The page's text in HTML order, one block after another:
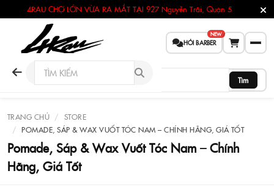
4RAU CHỢ LỚN VỪA RA MẮT TẠI 927 Nguyễn Trãi, Quận 5
HỎI BARBER
NEW
Tìm
TRANG CHỦ
STORE
POMADE, SÁP & WAX VUỐT TÓC NAM – CHÍNH HÃNG, GIÁ TỐT
Pomade, Sáp & Wax Vuốt Tóc Nam – Chính
Hãng, Giá Tốt